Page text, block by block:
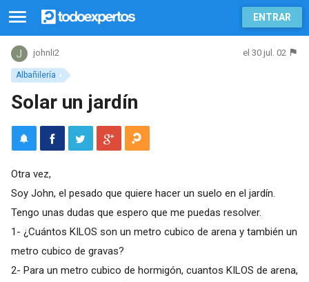
ENTRAR
Albañilería
johnli2 el 30 jul. 02
Solar un jardín
Otra vez,
Soy John, el pesado que quiere hacer un suelo en el jardín.
Tengo unas dudas que espero que me puedas resolver.
1- ¿Cuántos KILOS son un metro cubico de arena y también un
metro cubico de gravas?
2- Para un metro cubico de hormigón, cuantos KILOS de arena,